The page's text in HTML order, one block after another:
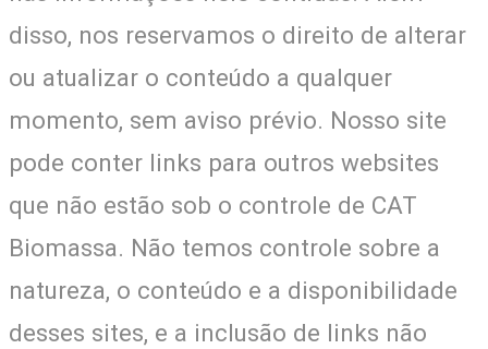
disso, nos reservamos o direito de alterar
ou atualizar o conteúdo a qualquer
momento, sem aviso prévio. Nosso site
pode conter links para outros websites
que não estão sob o controle de CAT
Biomassa. Não temos controle sobre a
natureza, o conteúdo e a disponibilidade
desses sites, e a inclusão de links não